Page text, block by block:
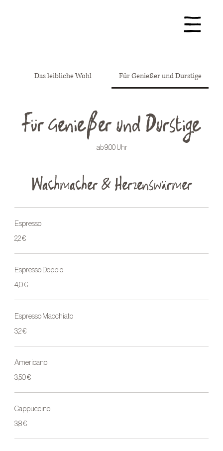
Das leibliche Wohl Für Genießer und Durstige
Für Genießer und Durstige
ab 9.00 Uhr
Wachmacher & Herzenswärmer
Espresso
2,2 €
Espresso Doppio
4,0 €
Espresso Macchiato
3,2 €
Americano
3,50 €
Cappuccino
3,8 €